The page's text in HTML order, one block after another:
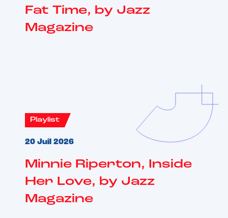
Fat Time, by Jazz
Magazine
Playlist
20 Juil 2026
Minnie Riperton, Inside
Her Love, by Jazz
Magazine